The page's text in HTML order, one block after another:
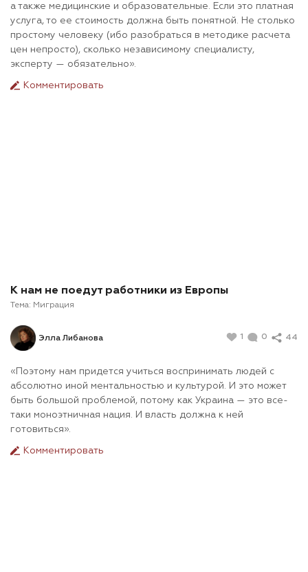
а также медицинские и образовательные. Если это платная
услуга, то ее стоимость должна быть понятной. Не столько
простому человеку (ибо разобраться в методике расчета
цен непросто), сколько независимому специалисту,
эксперту — обязательно».
Комментировать
К нам не поедут работники из Европы
Тема: Миграция
Элла Либанова 1 0 44
«Поэтому нам придется учиться воспринимать людей с
абсолютно иной ментальностью и культурой. И это может
быть большой проблемой, потому как Украина — это все-
таки моноэтничная нация. И власть должна к ней
готовиться».
Комментировать